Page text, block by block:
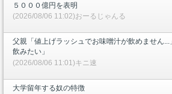
５０００億円を表明
(2026/08/06 11:02)おーるじゃんる
父親「値上げラッシュでお味噌汁が飲めません
飲みたい」
(2026/08/06 11:01)キニ速
大学留年する奴の特徴